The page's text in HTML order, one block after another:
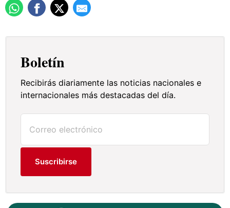
Boletín
Recibirás diariamente las noticias nacionales e
internacionales más destacadas del día.
Suscribirse